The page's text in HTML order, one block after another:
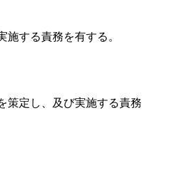
する責務を有する。
策定し、及び実施する責務